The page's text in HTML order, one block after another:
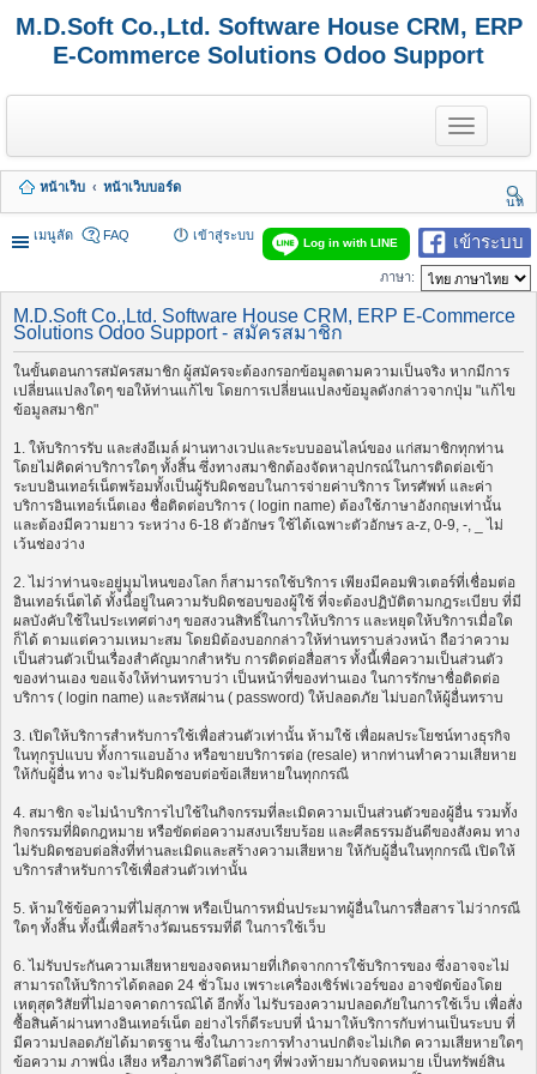
M.D.Soft Co.,Ltd. Software House CRM, ERP
E-Commerce Solutions Odoo Support
T
o
g
e
n
a
v
i
a
o
n
หน้าเว็บ
หน้าเว็บบอร์ด
นห
า
เมนูลัด
เข้าระบบ
Log in with LINE
FAQ เข้าสู่ระบบ
ภาษา:
M.D.Soft Co.,Ltd. Software House CRM, ERP E-Commerce
Solutions Odoo Support - สมัครสมาชิก
ในขั้นตอนการสมัครสมาชิก ผู้สมัครจะต้องกรอกข้อมูลตามความเป็นจริง หากมีการ
เปลี่ยนแปลงใดๆ ขอให้ท่านแก้ไข โดยการเปลี่ยนแปลงข้อมูลดังกล่าวจากปุ่ม "แก้ไข
ข้อมูลสมาชิก"
1. ให้บริการรับ และส่งอีเมล์ ผ่านทางเวปและระบบออนไลน์ของ แก่สมาชิกทุกท่าน
โดยไม่คิดค่าบริการใดๆ ทั้งสิ้น ซึ่งทางสมาชิกต้องจัดหาอุปกรณ์ในการติดต่อเข้า
ระบบอินเทอร์เน็ตพร้อมทั้งเป็นผู้รับผิดชอบในการจ่ายค่าบริการ โทรศัพท์ และค่า
บริการอินเทอร์เน็ตเอง ชื่อติดต่อบริการ ( login name) ต้องใช้ภาษาอังกฤษเท่านั้น
และต้องมีความยาว ระหว่าง 6-18 ตัวอักษร ใช้ได้เฉพาะตัวอักษร a-z, 0-9, -, _ ไม่
เว้นช่องว่าง
2. ไม่ว่าท่านจะอยู่มุมไหนของโลก ก็สามารถใช้บริการ เพียงมีคอมพิวเตอร์ที่เชื่อมต่อ
อินเทอร์เน็ตได้ ทั้งนี้อยู่ในความรับผิดชอบของผู้ใช้ ที่จะต้องปฏิบัติตามกฎระเบียบ ที่มี
ผลบังคับใช้ในประเทศต่างๆ ขอสงวนสิทธิ์ในการให้บริการ และหยุดให้บริการเมื่อใด
ก็ได้ ตามแต่ความเหมาะสม โดยมิต้องบอกกล่าวให้ท่านทราบล่วงหน้า ถือว่าความ
เป็นส่วนตัวเป็นเรื่องสำคัญมากสำหรับ การติดต่อสื่อสาร ทั้งนี้เพื่อความเป็นส่วนตัว
ของท่านเอง ขอแจ้งให้ท่านทราบว่า เป็นหน้าที่ของท่านเอง ในการรักษาชื่อติดต่อ
บริการ ( login name) และรหัสผ่าน ( password) ให้ปลอดภัย ไม่บอกให้ผู้อื่นทราบ
3. เปิดให้บริการสำหรับการใช้เพื่อส่วนตัวเท่านั้น ห้ามใช้ เพื่อผลประโยชน์ทางธุรกิจ
ในทุกรูปแบบ ทั้งการแอบอ้าง หรือขายบริการต่อ (resale) หากท่านทำความเสียหาย
ให้กับผู้อื่น ทาง จะไม่รับผิดชอบต่อข้อเสียหายในทุกกรณี
4. สมาชิก จะไม่นำบริการไปใช้ในกิจกรรมที่ละเมิดความเป็นส่วนตัวของผู้อื่น รวมทั้ง
กิจกรรมที่ผิดกฎหมาย หรือขัดต่อความสงบเรียบร้อย และศีลธรรมอันดีของสังคม ทาง
ไม่รับผิดชอบต่อสิ่งที่ท่านละเมิดและสร้างความเสียหาย ให้กับผู้อื่นในทุกกรณี เปิดให้
บริการสำหรับการใช้เพื่อส่วนตัวเท่านั้น
5. ห้ามใช้ข้อความที่ไม่สุภาพ หรือเป็นการหมิ่นประมาทผู้อื่นในการสื่อสาร ไม่ว่ากรณี
ใดๆ ทั้งสิ้น ทั้งนี้เพื่อสร้างวัฒนธรรมที่ดี ในการใช้เว็บ
6. ไม่รับประกันความเสียหายของจดหมายที่เกิดจากการใช้บริการของ ซึ่งอาจจะไม่
สามารถให้บริการได้ตลอด 24 ชั่วโมง เพราะเครื่องเซิร์ฟเวอร์ของ อาจขัดข้องโดย
เหตุสุดวิสัยที่ไม่อาจคาดการณ์ได้ อีกทั้ง ไม่รับรองความปลอดภัยในการใช้เว็บ เพื่อสั่ง
ซื้อสินค้าผ่านทางอินเทอร์เน็ต อย่างไรก็ดีระบบที่ นำมาให้บริการกับท่านเป็นระบบ ที่
มีความปลอดภัยได้มาตรฐาน ซึ่งในภาวะการทำงานปกติจะไม่เกิด ความเสียหายใดๆ
ข้อความ ภาพนิ่ง เสียง หรือภาพวิดีโอต่างๆ ที่พ่วงท้ายมากับจดหมาย เป็นทรัพย์สิน